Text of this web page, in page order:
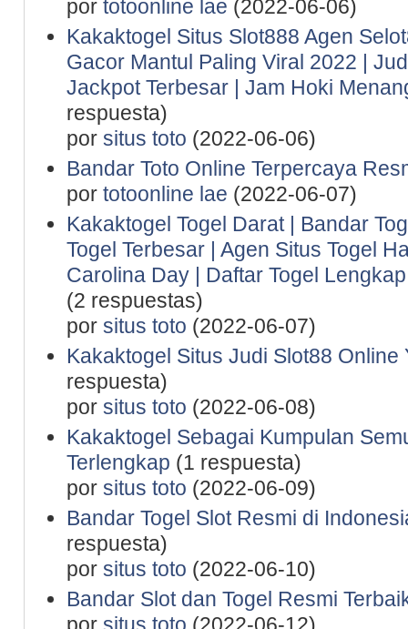
por totoonline lae (2022-06-06)
Kakaktogel Situs Slot888 Agen
Gacor Mantul Paling Viral 2022 |
Jackpot Terbesar | Jam Hoki
respuesta)
por situs toto (2022-06-06)
Bandar Toto Online Terpercaya
por totoonline lae (2022-06-07)
Kakaktogel Togel Darat | Bandar
Togel Terbesar | Agen Situs Togel
Carolina Day | Daftar Togel
(2 respuestas)
por situs toto (2022-06-07)
Kakaktogel Situs Judi Slot88 Online
respuesta)
por situs toto (2022-06-08)
Kakaktogel Sebagai Kumpulan
Terlengkap (1 respuesta)
por situs toto (2022-06-09)
Bandar Togel Slot Resmi di
respuesta)
por situs toto (2022-06-10)
Bandar Slot dan Togel Resmi